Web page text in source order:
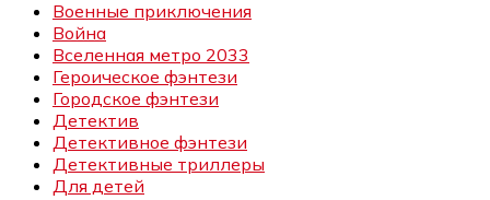
Военные приключения
Война
Вселенная метро 2033
Героическое фэнтези
Городское фэнтези
Детектив
Детективное фэнтези
Детективные триллеры
Для детей